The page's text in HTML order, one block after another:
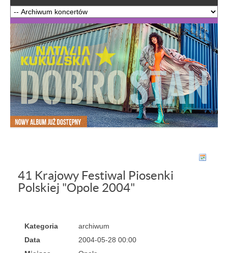
41 Krajowy Festiwal Piosenki
Polskiej "Opole 2004"
Kategoria
archiwum
Data
2004-05-28 00:00